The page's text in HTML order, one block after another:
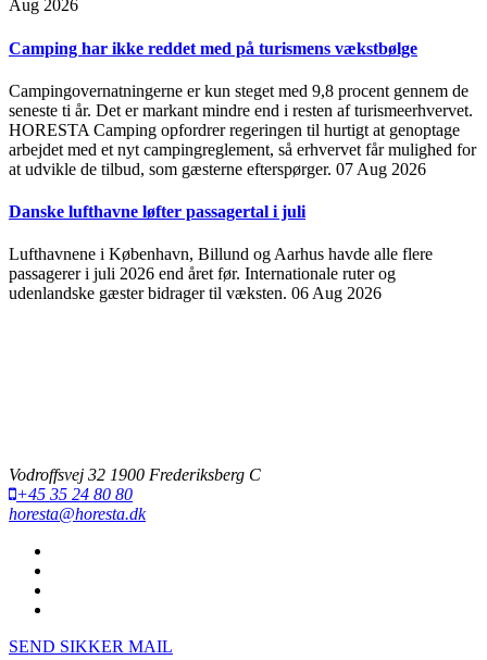
Aug 2026
Camping har ikke reddet med på turismens vækstbølge
Campingovernatningerne er kun steget med 9,8 procent gennem de
seneste ti år. Det er markant mindre end i resten af turismeerhvervet.
HORESTA Camping opfordrer regeringen til hurtigt at genoptage
arbejdet med et nyt campingreglement, så erhvervet får mulighed for
at udvikle de tilbud, som gæsterne efterspørger. 07 Aug 2026
Danske lufthavne løfter passagertal i juli
Lufthavnene i København, Billund og Aarhus havde alle flere
passagerer i juli 2026 end året før. Internationale ruter og
udenlandske gæster bidrager til væksten. 06 Aug 2026
Vodroffsvej 32 1900 Frederiksberg C
+45 35 24 80 80
horesta@horesta.dk
SEND SIKKER MAIL